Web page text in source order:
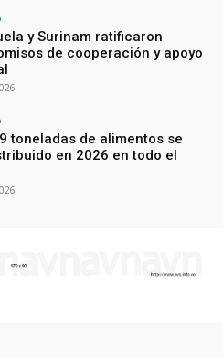
y Surinam ratificaron
de cooperación y apoyo
toneladas de alimentos se
en 2026 en todo el